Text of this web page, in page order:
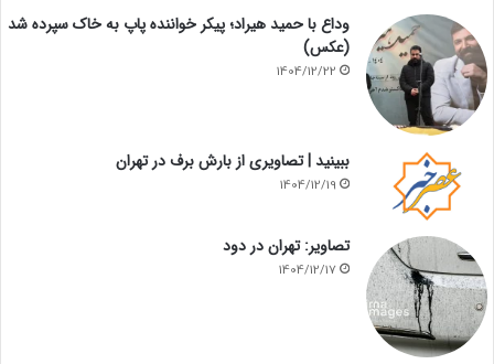
وداع با حمید هیراد؛ پیکر خواننده پاپ به خاک سپرده شد
(عکس)
1404/12/22
ببینید | تصاویری از بارش برف در تهران
1404/12/19
تصاویر: تهران در دود
1404/12/17